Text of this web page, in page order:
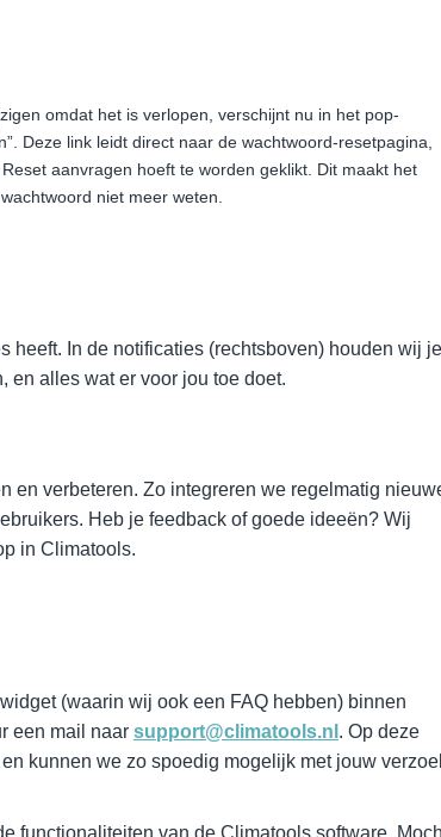
omdat het is verlopen, verschijnt nu in het pop-
Deze link leidt direct naar de wachtwoord-resetpagina,
aanvragen hoeft te worden geklikt. Dit maakt het
niet meer weten.
heeft. In de notificaties (rechtsboven) houden wij je
en alles wat er voor jou toe doet.
en verbeteren. Zo integreren we regelmatig
Heb je feedback of goede ideeën? Wij
in Climatools.
(waarin wij ook een FAQ hebben) binnen
een mail naar support@climatools.nl . Op deze
kunnen we zo spoedig mogelijk met jouw
functionaliteiten van de Climatools software.